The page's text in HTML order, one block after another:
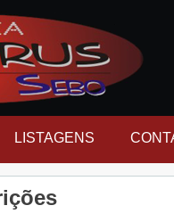
LISTAGENS